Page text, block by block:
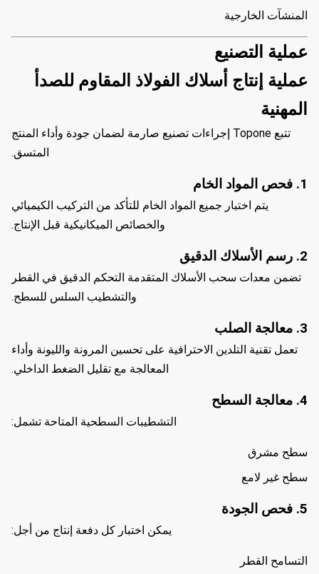
المنشآت الخارجية
عملية التصنيع
عملية إنتاج أسلاك الفولاذ المقاوم للصدأ
المهنية
تتبع Topone إجراءات تصنيع صارمة لضمان جودة وأداء المنتج
المتسق.
1. فحص المواد الخام
يتم اختبار جميع المواد الخام للتأكد من التركيب الكيميائي
والخصائص الميكانيكية قبل الإنتاج.
2. رسم الأسلاك الدقيق
تضمن معدات سحب الأسلاك المتقدمة التحكم الدقيق في القطر
والتشطيب السلس للسطح.
3. معالجة الصلب
تعمل تقنية التلدين الاحترافية على تحسين المرونة والليونة وأداء
المعالجة مع تقليل الضغط الداخلي.
4. معالجة السطح
التشطيبات السطحية المتاحة تشمل:
سطح مشرق
سطح غير لامع
5. فحص الجودة
يمكن اختبار كل دفعة إنتاج من أجل:
التسامح القطر